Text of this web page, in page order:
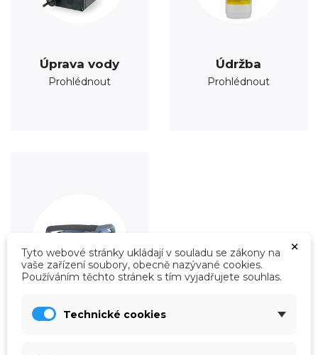
Úprava vody
Prohlédnout
Údržba
Prohlédnout
×
Tyto webové stránky ukládají v souladu se zákony na
vaše zařízení soubory, obecně nazývané cookies.
Používáním těchto stránek s tím vyjadřujete souhlas.
Technické cookies